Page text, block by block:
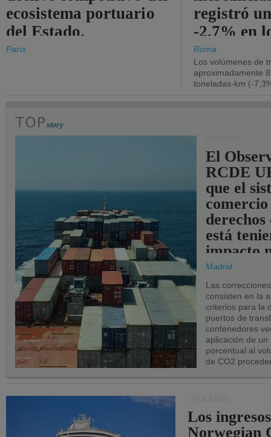
ecosistema portuario
del Estado.
París
registró
-2,7% en
Roma
Los volúmenes de
aproximadamente
toneladas-km (-
El
RCDE
que el
comercio
derechos
está
impacto
los
UE.
Madrid
Las
consisten en la
criterios para la
puertos de
contenedores
aplicación de
porcentual al
de CO2
Los
Norwegian